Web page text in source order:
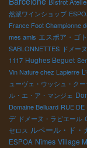
然派ワインショップ
France Foot Championne
mes amis エスポア・ゴ
SABLONNETTES ドメー
1117 Hughes Beguet
Vin Nature chez Lapierre
ューヴェ・ウッシュ・ク
ル・エ・ア・マンジェ
Domaine Belluard RUE DE
デ ドメーヌ・ラピエール
セロス ルペール・ド・
ESPOA Nîmes Village